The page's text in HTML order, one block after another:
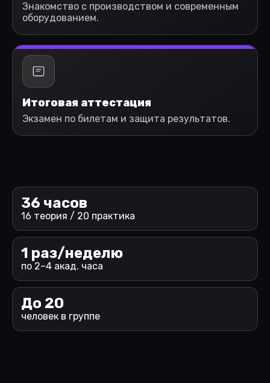
Знакомство с производством и современным
оборудованием.
Итоговая аттестация
Экзамен по билетам и защита результатов.
36 часов
16 теория / 20 практика
1 раз/неделю
по 2–4 акад. часа
До 20
человек в группе